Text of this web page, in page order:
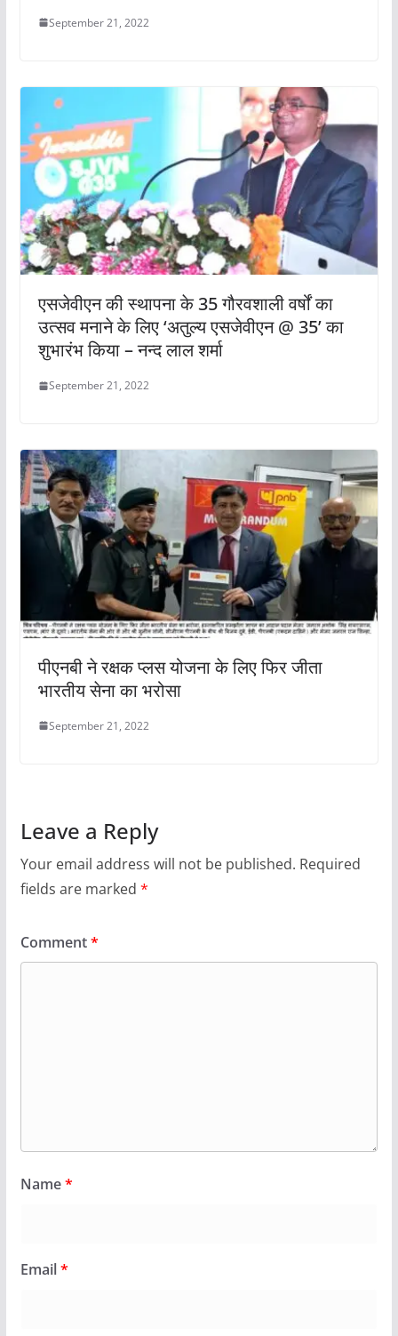
September 21, 2022
एसजेवीएन की स्‍थापना के 35 गौरवशाली वर्षों का
उत्‍सव मनाने के लिए ‘अतुल्य एसजेवीएन @ 35’ का
शुभारंभ किया – नन्‍द लाल शर्मा
September 21, 2022
पीएनबी ने रक्षक प्लस योजना के लिए फिर जीता
भारतीय सेना का भरोसा
September 21, 2022
Leave a Reply
Your email address will not be published. Required
fields are marked *
Comment*
Name*
Email*